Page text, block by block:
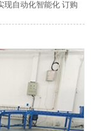
现自动化智能化 订购